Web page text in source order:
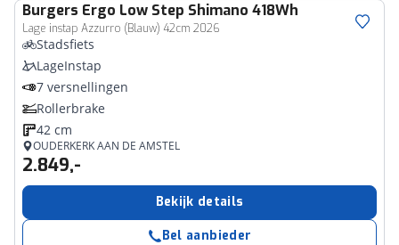
Burgers Ergo Low Step Shimano 418Wh
Lage instap Azzurro (Blauw) 42cm 2026
Stadsfiets
LageInstap
7 versnellingen
Rollerbrake
42 cm
OUDERKERK AAN DE AMSTEL
2.849,-
Bekijk details
Bel aanbieder